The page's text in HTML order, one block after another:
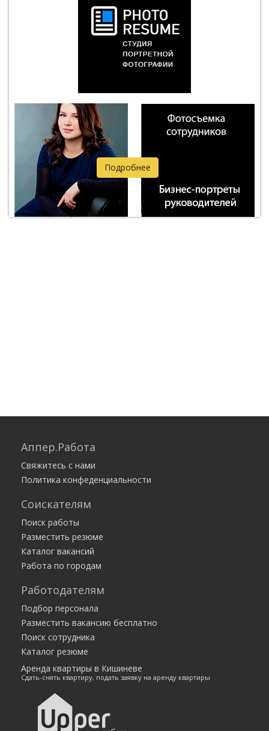
Подробнее
Аппер.Работа
Свяжитесь с нами
Политика конфеденциальности
Соискателям
Поиск работы
Разместить резюме
Каталог вакансий
Работа по городам
Работодателям
Подбор персонала
Разместить вакансию бесплатно
Поиск сотрудника
Каталог резюме
Аренда квартиры в Кишиневе
Сдать-снять квартиру, подать заявку на аренду квартиры